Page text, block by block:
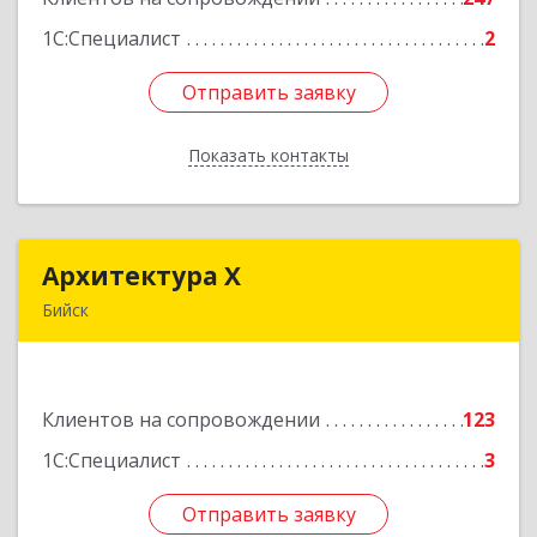
1С:Специалист
2
Отправить заявку
Показать контакты
Отправить заявку
Назад
Архитектура Х
Бийск
Клиентов на сопровождении
123
1С:Специалист
3
Отправить заявку
Подробнее
Отправить заявку